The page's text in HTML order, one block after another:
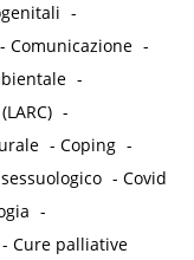
-
-Comunicazione -
-
-
-Coping -
-Covid
-
-Cure palliative